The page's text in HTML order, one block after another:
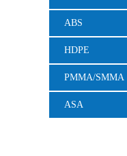
ABS
HDPE
PMMA/SMMA
ASA